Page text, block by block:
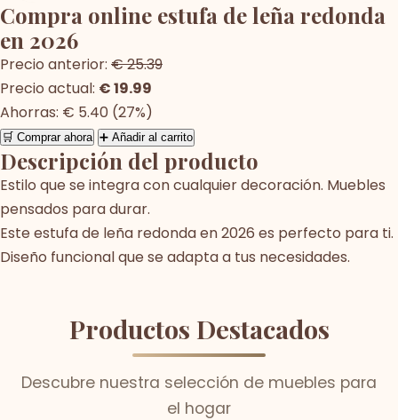
Compra online estufa de leña redonda
en 2026
Precio anterior: € 25.39
Precio actual: € 19.99
Ahorras: € 5.40 (27%)
🛒 Comprar ahora ➕ Añadir al carrito
Descripción del producto
Estilo que se integra con cualquier decoración. Muebles
pensados para durar.
Este estufa de leña redonda en 2026 es perfecto para ti.
Diseño funcional que se adapta a tus necesidades.
Productos Destacados
Descubre nuestra selección de muebles para
el hogar